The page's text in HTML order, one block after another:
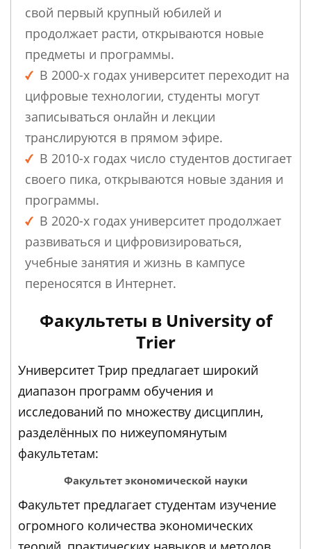
свой первый крупный юбилей и
продолжает расти, открываются новые
предметы и программы.
В 2000-х годах университет переходит на
цифровые технологии, студенты могут
записываться онлайн и лекции
транслируются в прямом эфире.
В 2010-х годах число студентов достигает
своего пика, открываются новые здания и
программы.
В 2020-х годах университет продолжает
развиваться и цифровизироваться,
учебные занятия и жизнь в кампусе
переносятся в Интернет.
Факультеты в University of
Trier
Университет Трир предлагает широкий
диапазон программ обучения и
исследований по множеству дисциплин,
разделённых по нижеупомянутым
факультетам:
Факультет экономической науки
Факультет предлагает студентам изучение
огромного количества экономических